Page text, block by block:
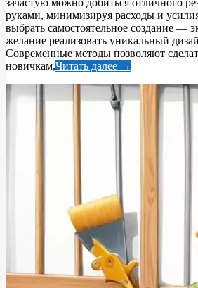
руками, минимизируя расходы и
выбрать самостоятельное создание —
желание реализовать уникальный
Современные методы позволяют
новичкам,Читать далее →